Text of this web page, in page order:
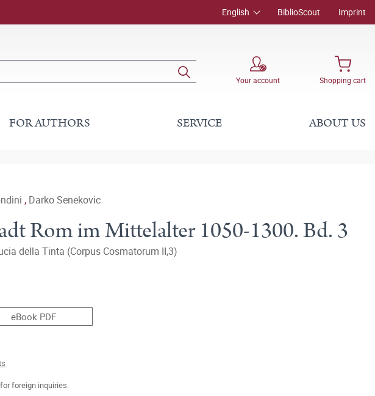
English BiblioScout Imprint
Your account Shopping cart
FOR AUTHORS SERVICE ABOUT US
, Darko Senekovic
Rom im Mittelalter 1050-1300. Bd. 3
della Tinta (Corpus Cosmatorum II,3)
eBook PDF
for foreign inquiries.